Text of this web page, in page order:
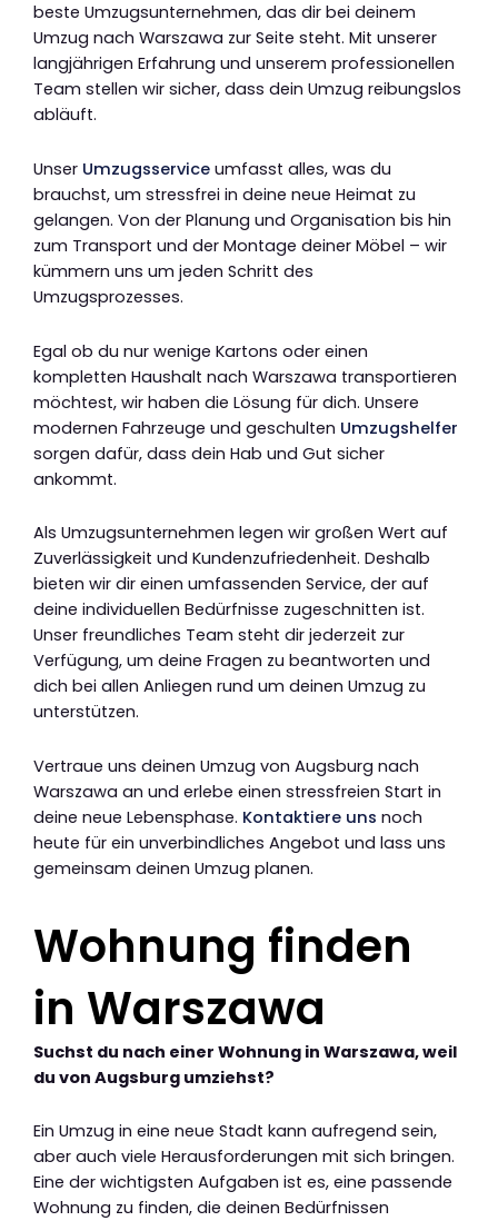
beste Umzugsunternehmen, das dir bei deinem
Umzug nach Warszawa zur Seite steht. Mit unserer
langjährigen Erfahrung und unserem professionellen
Team stellen wir sicher, dass dein Umzug reibungslos
abläuft.
Unser Umzugsservice umfasst alles, was du
brauchst, um stressfrei in deine neue Heimat zu
gelangen. Von der Planung und Organisation bis hin
zum Transport und der Montage deiner Möbel – wir
kümmern uns um jeden Schritt des
Umzugsprozesses.
Egal ob du nur wenige Kartons oder einen
kompletten Haushalt nach Warszawa transportieren
möchtest, wir haben die Lösung für dich. Unsere
modernen Fahrzeuge und geschulten Umzugshelfer
sorgen dafür, dass dein Hab und Gut sicher
ankommt.
Als Umzugsunternehmen legen wir großen Wert auf
Zuverlässigkeit und Kundenzufriedenheit. Deshalb
bieten wir dir einen umfassenden Service, der auf
deine individuellen Bedürfnisse zugeschnitten ist.
Unser freundliches Team steht dir jederzeit zur
Verfügung, um deine Fragen zu beantworten und
dich bei allen Anliegen rund um deinen Umzug zu
unterstützen.
Vertraue uns deinen Umzug von Augsburg nach
Warszawa an und erlebe einen stressfreien Start in
deine neue Lebensphase. Kontaktiere uns noch
heute für ein unverbindliches Angebot und lass uns
gemeinsam deinen Umzug planen.
Wohnung finden
in Warszawa
Suchst du nach einer Wohnung in Warszawa, weil
du von Augsburg umziehst?
Ein Umzug in eine neue Stadt kann aufregend sein,
aber auch viele Herausforderungen mit sich bringen.
Eine der wichtigsten Aufgaben ist es, eine passende
Wohnung zu finden, die deinen Bedürfnissen